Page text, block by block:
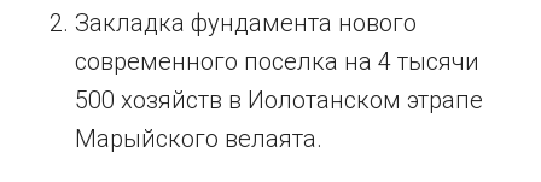
Закладка фундамента нового
современного поселка на 4 тысячи
500 хозяйств в Иолотанском этрапе
Марыйского велаята.